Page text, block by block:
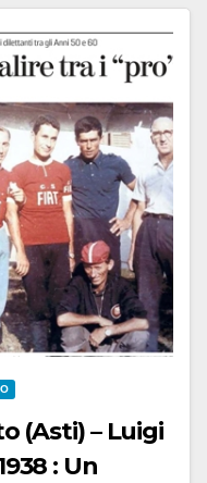
(Asti) – Luigi
: Un